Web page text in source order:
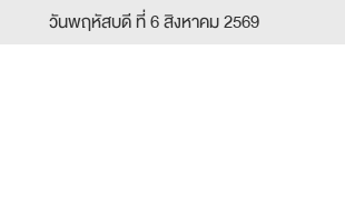
วันพฤหัสบดี ที่ 6 สิงหาคม 2569